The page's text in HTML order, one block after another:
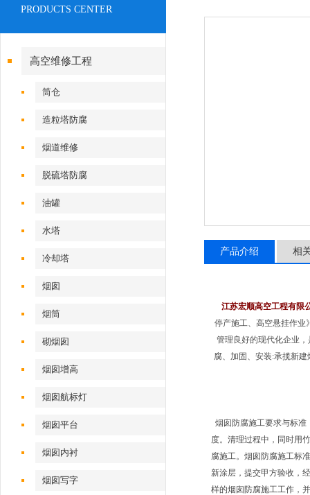
PRODUCTS CENTER
高空维修工程
筒仓
造粒塔防腐
烟道维修
脱硫塔防腐
油罐
水塔
冷却塔
烟囱
烟筒
砌烟囱
烟囱增高
烟囱航标灯
烟囱平台
烟囱内衬
烟囱写字
产品介绍 相
江苏宏顺高空工程有限
停产施工、高空悬挂作业
管理良好的现代化企业
腐、加固、安装:承揽新
烟囱防腐施工要求与标
度。清理过程中，同时用
腐施工。烟囱防腐施工标
新涂层，提交甲方验收，
样的烟囱防腐施工工作，